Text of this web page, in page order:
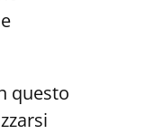
questo